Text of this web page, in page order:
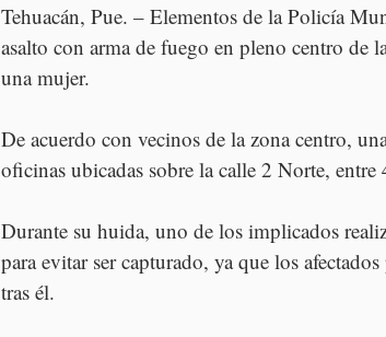
Tehuacán, Pue. – Elementos de la Policía
asalto con arma de fuego en pleno centro de
una mujer.
De acuerdo con vecinos de la zona centro,
oficinas ubicadas sobre la calle 2 Norte,
Durante su huida, uno de los implicados
para evitar ser capturado, ya que los
tras él.